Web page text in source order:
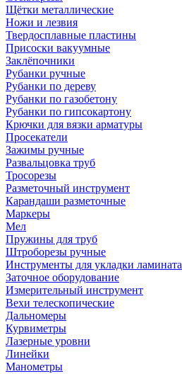
Щётки металлические
Ножи и лезвия
Твердосплавные пластины
Присоски вакуумные
Заклёпочники
Рубанки ручные
Рубанки по дереву
Рубанки по газобетону
Рубанки по гипсокартону
Крючки для вязки арматуры
Просекатели
Зажимы ручные
Развальцовка труб
Тросорезы
Разметочный инструмент
Карандаши разметочные
Маркеры
Мел
Пружины для труб
Штроборезы ручные
Инструменты для укладки ламината
Заточное оборудование
Измерительный инструмент
Вехи телескопические
Дальномеры
Курвиметры
Лазерные уровни
Линейки
Манометры